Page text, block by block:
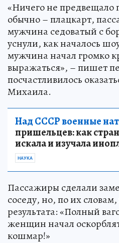
«Ничего не предвещало
обычно – плацкарт,
мужчина седоватый с
уснули, как началось
мужчина начал громко
выражаться», – пишет
посчастливилось
Михаила.
Над СССР военные
пришельцев: как
искала и изучала
НАУКА
Пассажиры сделали
соседу, но, по их
результата: «Полный
женщин начал
кошмар!»